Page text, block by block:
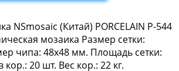
Exclusive
Gold
NSmosaic (Китай) PORCELAIN P-544
мозаика Размер сетки:
чипа: 48х48 мм. Площадь сетки:
20 шт. Вес кор.: 22 кг.